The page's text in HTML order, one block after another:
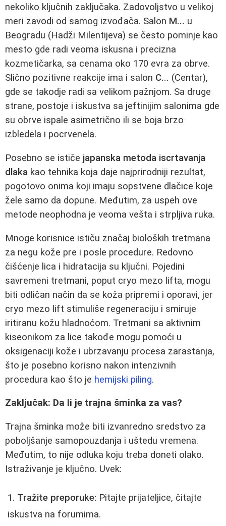
nekoliko ključnih zaključaka. Zadovoljstvo u velikoj
meri zavodi od samog izvođača. Salon M... u
Beogradu (Hadži Milentijeva) se često pominje kao
mesto gde radi veoma iskusna i precizna
kozmetičarka, sa cenama oko 170 evra za obrve.
Slično pozitivne reakcije ima i salon C... (Centar),
gde se takodje radi sa velikom pažnjom. Sa druge
strane, postoje i iskustva sa jeftinijim salonima gde
su obrve ispale asimetrično ili se boja brzo
izbledela i pocrvenela.
Posebno se ističe japanska metoda iscrtavanja
dlaka kao tehnika koja daje najprirodniji rezultat,
pogotovo onima koji imaju sopstvene dlačice koje
žele samo da dopune. Međutim, za uspeh ove
metode neophodna je veoma vešta i strpljiva ruka.
Mnoge korisnice ističu značaj bioloških tretmana
za negu kože pre i posle procedure. Redovno
čišćenje lica i hidratacija su ključni. Pojedini
savremeni tretmani, poput cryo mezo lifta, mogu
biti odličan način da se koža pripremi i oporavi, jer
cryo mezo lift stimuliše regeneraciju i smiruje
iritiranu kožu hladnoćom. Tretmani sa aktivnim
kiseonikom za lice takođe mogu pomoći u
oksigenaciji kože i ubrzavanju procesa zarastanja,
što je posebno korisno nakon intenzivnih
procedura kao što je hemijski piling.
Zaključak: Da li je trajna šminka za vas?
Trajna šminka može biti izvanredno sredstvo za
poboljšanje samopouzdanja i uštedu vremena.
Međutim, to nije odluka koju treba doneti olako.
Istraživanje je ključno. Uvek:
Tražite preporuke: Pitajte prijateljice, čitajte
iskustva na forumima.